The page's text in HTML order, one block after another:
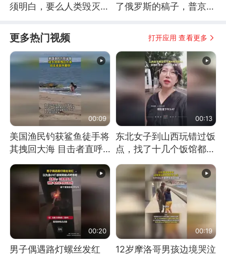
须明白，要么人类毁灭，
了俄罗斯的稿子，普京说
更多热门视频 打开应用 查看更多
00:09
美国渔民钓获鲨鱼徒手将
其拽回大海 目击者直呼
消息）
00:13
东北女子到山西玩错过饭
点，找了十几个饭馆都没
00:20
男子偶遇路灯螺丝发红
00:19
12岁摩洛哥男孩边境哭泣